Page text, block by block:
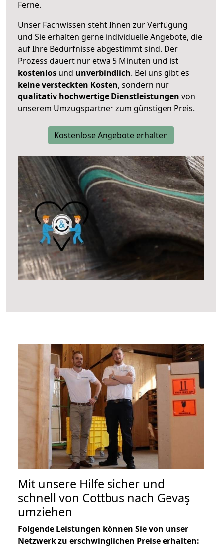
Ferne.
Unser Fachwissen steht Ihnen zur Verfügung
und Sie erhalten gerne individuelle Angebote, die
auf Ihre Bedürfnisse abgestimmt sind. Der
Prozess dauert nur etwa 5 Minuten und ist
kostenlos und unverbindlich. Bei uns gibt es
keine versteckten Kosten, sondern nur
qualitativ hochwertige Dienstleistungen von
unserem Umzugspartner zum günstigen Preis.
Kostenlose Angebote erhalten
Mit unsere Hilfe sicher und
schnell von Cottbus nach Gevaş
umziehen
Folgende Leistungen können Sie von unser
Netzwerk zu erschwinglichen Preise erhalten: